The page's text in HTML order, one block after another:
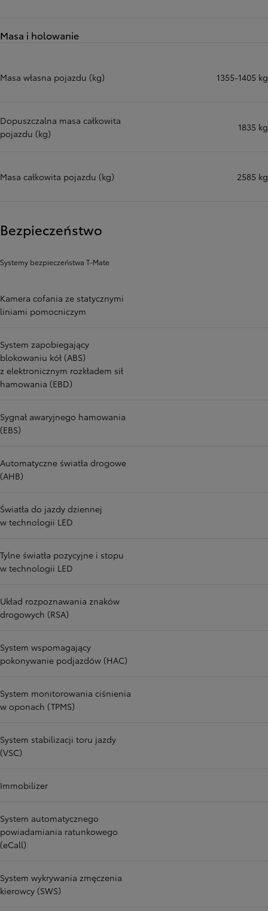
Masa i holowanie
Masa własna pojazdu (kg) 1355-1405 kg
Dopuszczalna masa całkowita
pojazdu (kg)
1835 kg
Masa całkowita pojazdu (kg) 2585 kg
Bezpieczeństwo
Systemy bezpieczeństwa T-Mate
Kamera cofania ze statycznymi
liniami pomocniczym
System zapobiegający
blokowaniu kół (ABS)
z elektronicznym rozkładem sił
hamowania (EBD)
Sygnał awaryjnego hamowania
(EBS)
Automatyczne światła drogowe
(AHB)
Światła do jazdy dziennej
w technologii LED
Tylne światła pozycyjne i stopu
w technologii LED
Układ rozpoznawania znaków
drogowych (RSA)
System wspomagający
pokonywanie podjazdów (HAC)
System monitorowania ciśnienia
w oponach (TPMS)
System stabilizacji toru jazdy
(VSC)
Immobilizer
System automatycznego
powiadamiania ratunkowego
(eCall)
System wykrywania zmęczenia
kierowcy (SWS)